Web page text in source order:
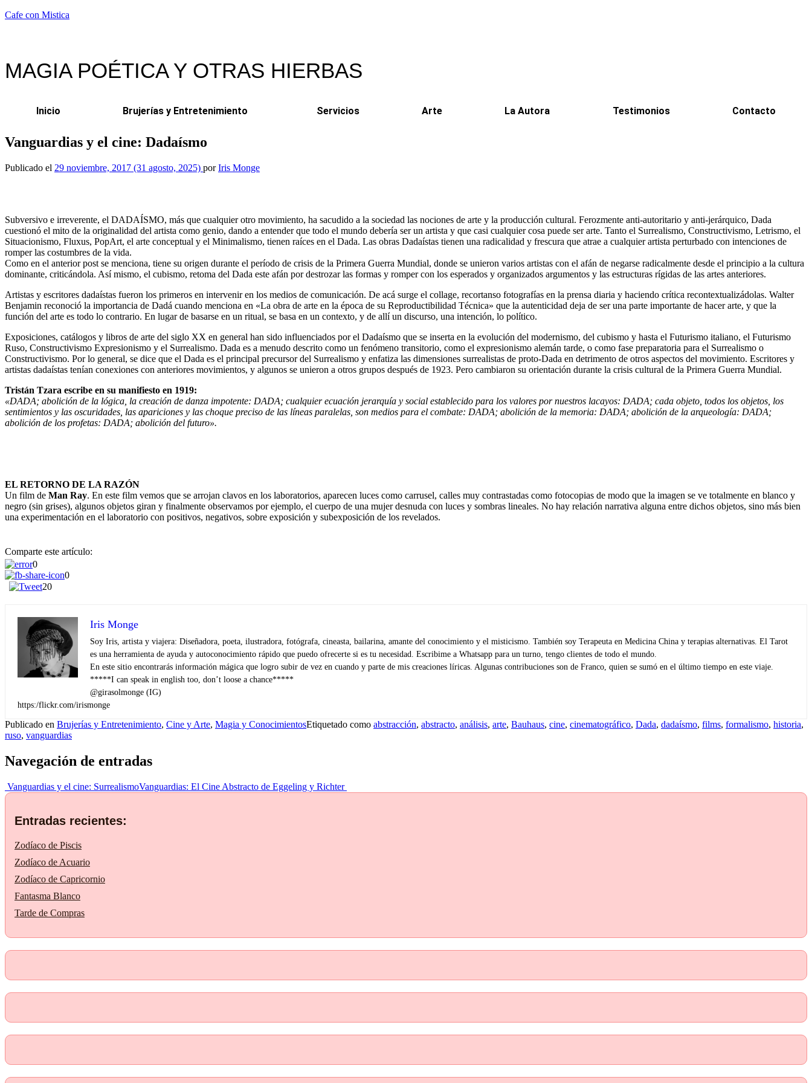
Cafe con Mistica
MAGIA POÉTICA Y OTRAS HIERBAS
Inicio Brujerías y Entretenimiento Servicios Arte La Autora Testimonios Contacto
Vanguardias y el cine: Dadaísmo
Publicado el 29 noviembre, 2017 (31 agosto, 2025) por Iris Monge
Subversivo e irreverente, el DADAÍSMO, más que cualquier otro movimiento, ha sacudido a la sociedad las nociones de arte y la producción cultural. Ferozmente anti-autoritario y anti-jerárquico, Dada
cuestionó el mito de la originalidad del artista como genio, dando a entender que todo el mundo debería ser un artista y que casi cualquier cosa puede ser arte. Tanto el Surrealismo, Constructivismo, Letrismo, el
Situacionismo, Fluxus, PopArt, el arte conceptual y el Minimalismo, tienen raíces en el Dada. Las obras Dadaístas tienen una radicalidad y frescura que atrae a cualquier artista perturbado con intenciones de
romper las costumbres de la vida.
Como en el anterior post se menciona, tiene su origen durante el período de crisis de la Primera Guerra Mundial, donde se unieron varios artistas con el afán de negarse radicalmente desde el principio a la cultura
dominante, criticándola. Así mismo, el cubismo, retoma del Dada este afán por destrozar las formas y romper con los esperados y organizados argumentos y las estructuras rígidas de las artes anteriores.
Artistas y escritores dadaístas fueron los primeros en intervenir en los medios de comunicación. De acá surge el collage, recortanso fotografías en la prensa diaria y haciendo crítica recontextualizádolas. Walter
Benjamin reconoció la importancia de Dadá cuando menciona en «La obra de arte en la época de su Reproductibilidad Técnica» que la autenticidad deja de ser una parte importante de hacer arte, y que la
función del arte es todo lo contrario. En lugar de basarse en un ritual, se basa en un contexto, y de allí un discurso, una intención, lo político.
Exposiciones, catálogos y libros de arte del siglo XX en general han sido influenciados por el Dadaísmo que se inserta en la evolución del modernismo, del cubismo y hasta el Futurismo italiano, el Futurismo
Ruso, Constructivismo Expresionismo y el Surrealismo. Dada es a menudo descrito como un fenómeno transitorio, como el expresionismo alemán tarde, o como fase preparatoria para el Surrealismo o
Constructivismo. Por lo general, se dice que el Dada es el principal precursor del Surrealismo y enfatiza las dimensiones surrealistas de proto-Dada en detrimento de otros aspectos del movimiento. Escritores y
artistas dadaístas tenían conexiones con anteriores movimientos, y algunos se unieron a otros grupos después de 1923. Pero cambiaron su orientación durante la crisis cultural de la Primera Guerra Mundial.
Tristán Tzara escribe en su manifiesto en 1919:
«DADA; abolición de la lógica, la creación de danza impotente: DADA; cualquier ecuación jerarquía y social establecido para los valores por nuestros lacayos: DADA; cada objeto, todos los objetos, los
sentimientos y las oscuridades, las apariciones y las choque preciso de las líneas paralelas, son medios para el combate: DADA; abolición de la memoria: DADA; abolición de la arqueología: DADA;
abolición de los profetas: DADA; abolición del futuro».
EL RETORNO DE LA RAZÓN
Un film de Man Ray. En este film vemos que se arrojan clavos en los laboratorios, aparecen luces como carrusel, calles muy contrastadas como fotocopias de modo que la imagen se ve totalmente en blanco y
negro (sin grises), algunos objetos giran y finalmente observamos por ejemplo, el cuerpo de una mujer desnuda con luces y sombras lineales. No hay relación narrativa alguna entre dichos objetos, sino más bien
una experimentación en el laboratorio con positivos, negativos, sobre exposición y subexposición de los revelados.
Comparte este artículo:
0
0
20
Iris Monge
Soy Iris, artista y viajera: Diseñadora, poeta, ilustradora, fotógrafa, cineasta, bailarina, amante del conocimiento y el misticismo. También soy Terapeuta en Medicina China y terapias alternativas. El Tarot
es una herramienta de ayuda y autoconocimiento rápido que puedo ofrecerte si es tu necesidad. Escribime a Whatsapp para un turno, tengo clientes de todo el mundo.
En este sitio encontrarás información mágica que logro subir de vez en cuando y parte de mis creaciones líricas. Algunas contribuciones son de Franco, quien se sumó en el último tiempo en este viaje.
*****I can speak in english too, don’t loose a chance*****
@girasolmonge (IG)
https:/flickr.com/irismonge
Publicado en Brujerías y Entretenimiento, Cine y Arte, Magia y ConocimientosEtiquetado como abstracción, abstracto, análisis, arte, Bauhaus, cine, cinematográfico, Dada, dadaísmo, films, formalismo, historia,
ruso, vanguardias
Navegación de entradas
Vanguardias y el cine: SurrealismoVanguardias: El Cine Abstracto de Eggeling y Richter
Entradas recientes:
Zodíaco de Piscis
Zodíaco de Acuario
Zodíaco de Capricornio
Fantasma Blanco
Tarde de Compras